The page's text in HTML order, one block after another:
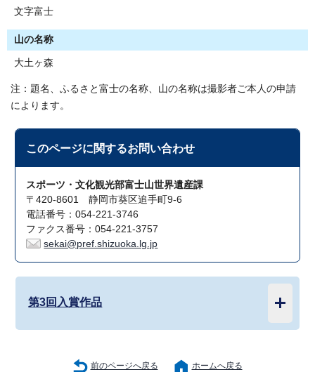
文字富士
山の名称
大土ヶ森
注：題名、ふるさと富士の名称、山の名称は撮影者ご本人の申請
によります。
このページに関するお問い合わせ
スポーツ・文化観光部富士山世界遺産課
〒420-8601 静岡市葵区追手町9-6
電話番号：054-221-3746
ファクス番号：054-221-3757
sekai@pref.shizuoka.lg.jp
第3回入賞作品
前のページへ戻る ホームへ戻る